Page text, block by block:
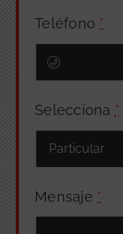
Teléfono *
Selecciona *
Mensaje *